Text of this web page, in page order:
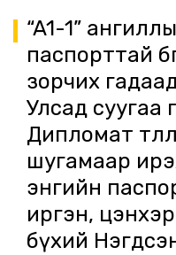
“A1-1”
паспорттай
зорчих
Улсад суугаа
Дипломат
шугамаар
энгийн
иргэн, цэнхэр
бүхий